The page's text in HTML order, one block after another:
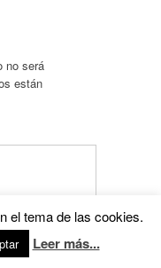
no será
están
el tema de las cookies.
Leer más...